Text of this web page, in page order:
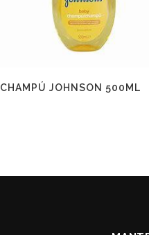
CHAMPÚ JOHNSON 500ML